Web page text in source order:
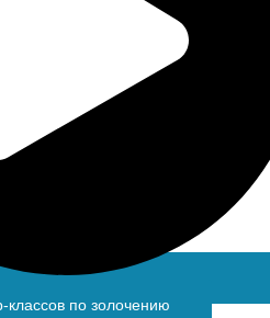
классов по золочению